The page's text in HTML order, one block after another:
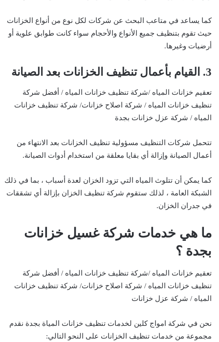
كما يساعد في متاعب البحث عن شركات لكل نوع من أنواع الخزانات
حيث تقوم بتنظيف جميع الأنواع والأحجام سواء كانت طوابق علوية أو
أرضيات وغيرها.
3. القيام بأعمال تنظيف الخزانات بعد الصيانة
تعقيم خزانات المياه /شركة تنظيف خزانات المياه / أفضل شركة
تنظيف خزانات المياه / شركة اصلاح خزانات/ شركة تنظيف خزانات
المياه / شركة عزل خزانات بجدة
تتحمل شركات التنظيف مسؤولية تنظيف الخزانات بعد الانتهاء من
أعمال الصيانة وإزالة أي بقايا معلقة من استخدام أدوات الصيانة.
كما يمكن أن تتلوث المياه التي تزود الخزان لعدة أسباب ، بما في ذلك
الشبكة العامة ، لذلك ستقوم شركة تنظيف الخزان بإزالة أي تشققات
في جدران الخزان.
ما هي خدمات شركة غسيل خزانات
بجدة ؟
تعقيم خزانات المياه /شركة تنظيف خزانات المياه / أفضل شركة
تنظيف خزانات المياه / شركة اصلاح خزانات/ شركة تنظيف خزانات
المياه / شركة عزل خزانات
نحن في شركة امواج كلين لخدمات تنظيف خزانات المياة بجدة نقدم
مجموعة من خدمات تنظيف الخزانات على النحو التالي: